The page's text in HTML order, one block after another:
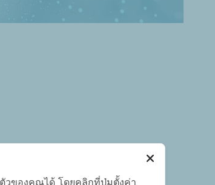
วของคุณได้ โดยคลิกที่ปุ่มตั้งค่า